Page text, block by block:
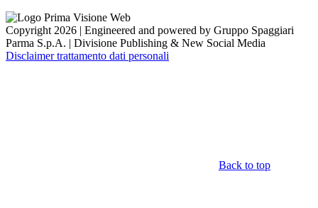
Copyright 2026 | Engineered and powered by Gruppo Spaggiari
Parma S.p.A. | Divisione Publishing & New Social Media
Disclaimer trattamento dati personali
Back to top